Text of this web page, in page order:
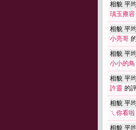
相貌 平
瑱玉雍容
相貌 平
小亮哥
相貌 平
小小的鳥
相貌 平
許靈 的
相貌 平
ㄟ你看啦
相貌 平